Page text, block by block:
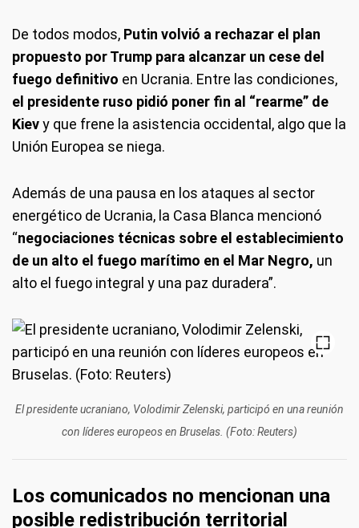
De todos modos, Putin volvió a rechazar el plan
propuesto por Trump para alcanzar un cese del
fuego definitivo en Ucrania. Entre las condiciones,
el presidente ruso pidió poner fin al “rearme” de
Kievy que frene la asistencia occidental, algo que la
Unión Europea se niega.
Además de una pausa en los ataques al sector
energético de Ucrania, la Casa Blanca mencionó
“negociaciones técnicas sobre el establecimiento
de un alto el fuego marítimo en el Mar Negro, un
alto el fuego integral y una paz duradera”.
El presidente ucraniano, Volodimir Zelenski, participó en una reunión
con líderes europeos en Bruselas. (Foto: Reuters)
Los comunicados no mencionan una
posible redistribución territorial